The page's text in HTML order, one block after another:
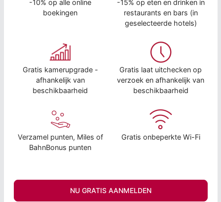
-10% op alle online
boekingen
-15% op eten en drinken in
restaurants en bars (in
geselecteerde hotels)
Gratis kamerupgrade -
afhankelijk van
beschikbaarheid
Gratis laat uitchecken op
verzoek en afhankelijk van
beschikbaarheid
Verzamel punten, Miles of
BahnBonus punten
Gratis onbeperkte Wi-Fi
NU GRATIS AANMELDEN